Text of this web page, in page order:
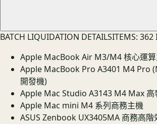
BATCH LIQUIDATION DETAILSITEMS: 362
Apple MacBook Air M3/M4 核心運
Apple MacBook Pro A3401 M4 Pro
開發機)
Apple Mac Studio A3143 M4 Max 高
Apple Mac mini M4 系列商務主機
ASUS Zenbook UX3405MA 商務高階